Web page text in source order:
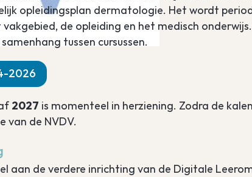
opleidingsplan dermatologie. Het wordt
de opleiding en het medisch
tussen cursussen.
2026
2027 is momenteel in herziening. Zodra de
van de NVDV.
aan de verdere inrichting van de Digitale